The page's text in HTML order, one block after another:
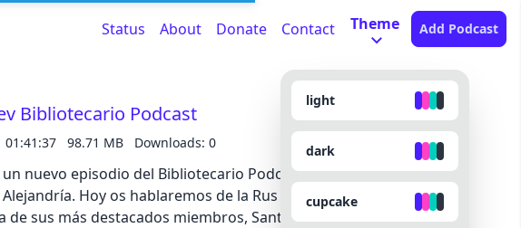
Cancel Save
Status About Donate Contact Theme
light
dark
cupcake
Add Podcast
Bibliotecario Podcast
01:41:37 98.71 MB Downloads: 0
nuevo episodio del Bibliotecario Podcast, un podcast de La
Hoy os hablaremos de la Rus de Kiev para contaros
de sus más destacados miembros, Santa Olga o Olga de Kiev. Una